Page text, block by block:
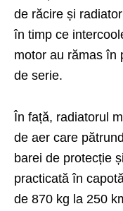
de răcire și
în timp ce
motor au rămas în
de serie.
În față, radiatorul
de aer care
barei de protecție
practicată în
de 870 kg la 250